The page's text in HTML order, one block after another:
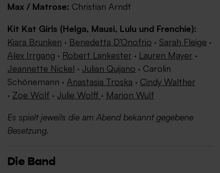
Max / Matrose: Christian Arndt
Kit Kat Girls (Helga, Mausi, Lulu und Frenchie):
Kiara Brunken · Benedetta D’Onofrio · Sarah Fleige ·
Alex Irrgang · Robert Lankester · Lauren Mayer ·
Jeannette Nickel · Julian Quijano · Carolin
Schönemann · Anastasia Troska · Cindy Walther
· Zoe Wolf · Julie Wolff · Marion Wulf
Es spielt jeweils die am Abend bekannt gegebene
Besetzung.
Die Band